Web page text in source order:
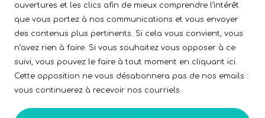
ouvertures et les clics afin de mieux comprendre l’intérêt
que vous portez à nos communications et vous envoyer
des contenus plus pertinents. Si cela vous convient, vous
n’avez rien à faire. Si vous souhaitez vous opposer à ce
suivi, vous pouvez le faire à tout moment en cliquant ici.
Cette opposition ne vous désabonnera pas de nos emails :
vous continuerez à recevoir nos courriels.